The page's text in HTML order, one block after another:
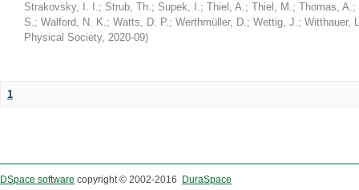
Strakovsky, I. I.; Strub, Th.; Supek, I.; Thiel, A.; Thiel, M.; Thomas, A.;
S.; Walford, N. K.; Watts, D. P.; Werthmüller, D.; Wettig, J.; Witthauer,
Physical Society, 2020-09)
1
DSpace software copyright © 2002-2016 DuraSpace